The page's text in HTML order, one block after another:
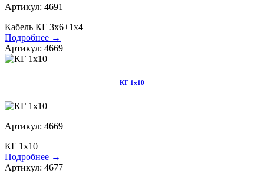
Артикул: 4691
Кабель КГ 3х6+1х4
Подробнее →
Артикул: 4669
КГ 1х10
Артикул: 4669
КГ 1х10
Подробнее →
Артикул: 4677